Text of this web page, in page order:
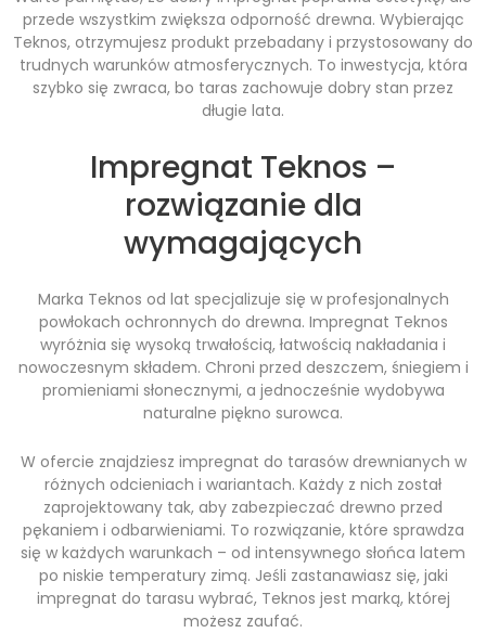
przede wszystkim zwiększa odporność drewna. Wybierając
Teknos, otrzymujesz produkt przebadany i przystosowany do
trudnych warunków atmosferycznych. To inwestycja, która
szybko się zwraca, bo taras zachowuje dobry stan przez
długie lata.
Impregnat Teknos –
rozwiązanie dla
wymagających
Marka Teknos od lat specjalizuje się w profesjonalnych
powłokach ochronnych do drewna. Impregnat Teknos
wyróżnia się wysoką trwałością, łatwością nakładania i
nowoczesnym składem. Chroni przed deszczem, śniegiem i
promieniami słonecznymi, a jednocześnie wydobywa
naturalne piękno surowca.
W ofercie znajdziesz impregnat do tarasów drewnianych w
różnych odcieniach i wariantach. Każdy z nich został
zaprojektowany tak, aby zabezpieczać drewno przed
pękaniem i odbarwieniami. To rozwiązanie, które sprawdza
się w każdych warunkach – od intensywnego słońca latem
po niskie temperatury zimą. Jeśli zastanawiasz się, jaki
impregnat do tarasu wybrać, Teknos jest marką, której
możesz zaufać.